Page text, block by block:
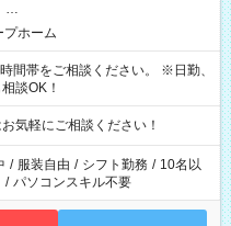
…
プホーム
談OK！
軽にご相談ください！
/ 服装自由 / シフト勤務 / 10名以
/ パソコンスキル不要